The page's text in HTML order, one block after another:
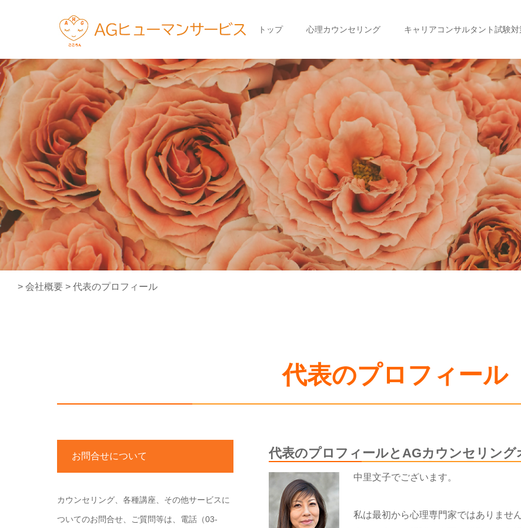
トップ 心理カウンセリング キャリアコンサルタント試験対
> 会社概要 > 代表のプロフィール
代表のプロフィール
代表のプロフィールとAGカウンセリング
中里文子でございます。
私は最初から心理専門家ではありませ
お問合せについて
カウンセリング、各種講座、その他サービスに
ついてのお問合せ、ご質問等は、電話（03-